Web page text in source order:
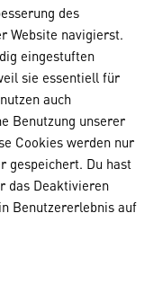
des
Website navigierst.
eingestuften
sie essentiell für
auch
Benutzung unserer
Cookies werden nur
gespeichert. Du hast
das Deaktivieren
Benutzererlebnis auf